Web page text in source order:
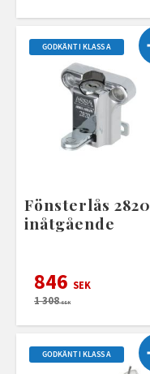
Fönsterlås 2820
inåtgående
846 SEK
1 308SEK
GODKÄNT I KLASS A
GODKÄNT I KLASS A